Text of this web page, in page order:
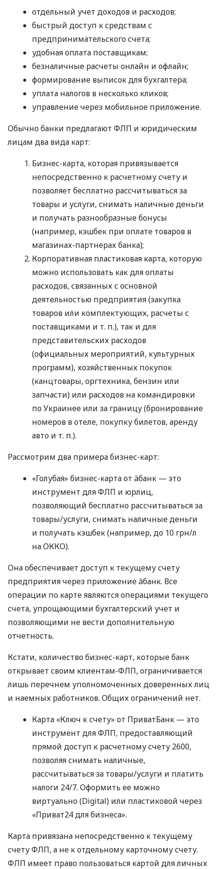
отдельный учет доходов и расходов;
быстрый доступ к средствам с
предпринимательского счета;
удобная оплата поставщикам;
безналичные расчеты онлайн и офлайн;
формирование выписок для бухгалтера;
уплата налогов в несколько кликов;
управление через мобильное приложение.
Обычно банки предлагают ФЛП и юридическим
лицам два вида карт:
Бизнес-карта, которая привязывается
непосредственно к расчетному счету и
позволяет бесплатно рассчитываться за
товары и услуги, снимать наличные деньги
и получать разнообразные бонусы
(например, кэшбек при оплате товаров в
магазинах-партнерах банка);
Корпоративная пластиковая карта, которую
можно использовать как для оплаты
расходов, связанных с основной
деятельностью предприятия (закупка
товаров или комплектующих, расчеты с
поставщиками и т. п.), так и для
представительских расходов
(официальных мероприятий, культурных
программ), хозяйственных покупок
(канцтовары, оргтехника, бензин или
запчасти) или расходов на командировки
по Украинее или за границу (бронирование
номеров в отеле, покупку билетов, аренду
авто и т. п.).
Рассмотрим два примера бизнес-карт:
«Голубая» бизнес-карта от àбанк — это
инструмент для ФЛП и юрлиц,
позволяющий бесплатно рассчитываться за
товары/услуги, снимать наличные деньги
и получать кэшбек (например, до 10 грн/л
на ОККО).
Она обеспечивает доступ к текущему счету
предприятия через приложение àбанк. Все
операции по карте являются операциями текущего
счета, упрощающими бухгалтерский учет и
позволяющими не вести дополнительную
отчетность.
Кстати, количество бизнес-карт, которые банк
открывает своим клиентам-ФЛП, ограничивается
лишь перечнем уполномоченных доверенных лиц
и наемных работников. Общих ограничений нет.
Карта «Ключ к счету» от ПриватБанк — это
инструмент для ФЛП, предоставляющий
прямой доступ к расчетному счету 2600,
позволяя снимать наличные,
рассчитываться за товары/услуги и платить
налоги 24/7. Оформить ее можно
виртуально (Digital) или пластиковой через
«Приват24 для бизнеса».
Карта привязана непосредственно к текущему
счету ФЛП, а не к отдельному карточному счету.
ФЛП имеет право пользоваться картой для личных